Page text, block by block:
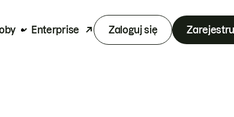
Enterprise Zaloguj się